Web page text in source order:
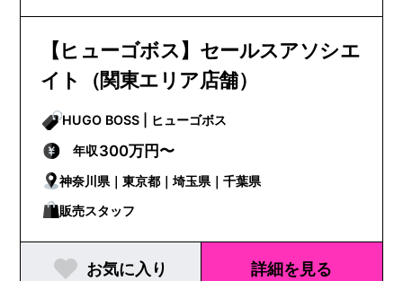
【ヒューゴボス】セールスアソシエ
イト（関東エリア店舗）
HUGO BOSS | ヒューゴボス
年収300万円〜
神奈川県｜東京都｜埼玉県｜千葉県
販売スタッフ
お気に入り 詳細を見る